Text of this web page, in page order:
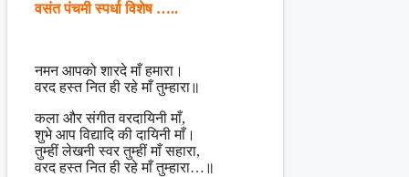
वसंत पंचमी स्पर्धा विशेष …..
नमन आपको शारदे माँ हमारा।
वरद हस्त नित ही रहे माँ तुम्हारा॥
कला और संगीत वरदायिनी माँ,
शुभे आप विद्यादि की दायिनी माँ।
तुम्हीं लेखनी स्वर तुम्हीं माँ सहारा,
वरद हस्त नित ही रहे माँ तुम्हारा…॥